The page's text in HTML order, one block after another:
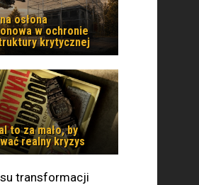
osłona
w ochronie
krytycznej
to za mało, by
realny kryzys
transformacji